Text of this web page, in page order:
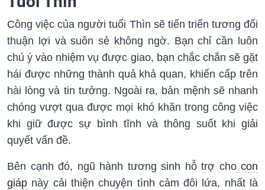
Công việc của người tuổi Thìn sẽ tiến triển tương đối
thuận lợi và suôn sẻ không ngờ. Bạn chỉ cần luôn
chú ý vào nhiệm vụ được giao, bạn chắc chắn sẽ gặt
hái được những thành quả khả quan, khiến cấp trên
hài lòng và tin tưởng. Ngoài ra, bản mệnh sẽ nhanh
chóng vượt qua được mọi khó khăn trong công việc
khi giữ được sự bình tĩnh và thông suốt khi giải
quyết vấn đề.
Bên cạnh đó, ngũ hành tương sinh hỗ trợ chocon
giáp này cải thiện chuyện tình cảm đôi lứa, nhất là